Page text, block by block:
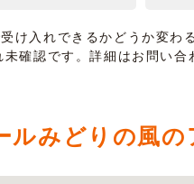
入れできるかどうか変わ
確認です。詳細はお問い合
ルみどりの風